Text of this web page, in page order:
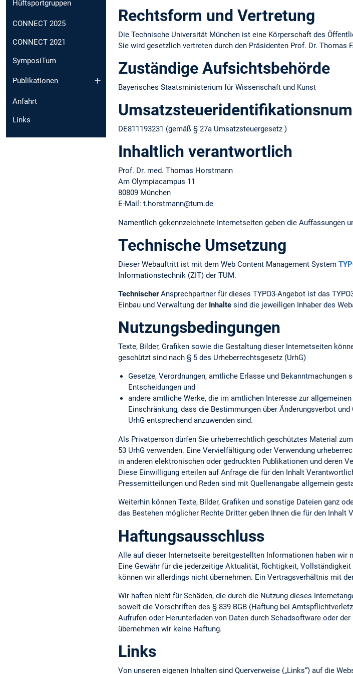
Hüftsportgruppen
CONNECT 2025
CONNECT 2021
SymposiTum
Publikationen
Anfahrt
Links
Rechtsform und Vertretung
Die Technische Universität München ist eine Körperschaft des
Sie wird gesetzlich vertreten durch den Präsidenten Prof. Dr. Thomas
Zuständige Aufsichtsbehörde
Bayerisches Staatsministerium für Wissenschaft und Kunst
DE811193231 (gemäß § 27a Umsatzsteuergesetz )
Inhaltlich verantwortlich
Prof. Dr. med. Thomas Horstmann
Am Olympiacampus 11
80809 München
E-Mail: t.horstmann@tum.de
Namentlich gekennzeichnete Internetseiten geben die Auffassungen
Technische Umsetzung
Dieser Webauftritt ist mit dem Web Content Management System
Informationstechnik (ZIT) der TUM.
TechnischerAnsprechpartner für dieses TYPO3-Angebot ist das
Einbau und Verwaltung der Inhalte sind die jeweiligen Inhaber des
Nutzungsbedingungen
Texte, Bilder, Grafiken sowie die Gestaltung dieser Internetseiten
geschützt sind nach § 5 des Urheberrechtsgesetz (UrhG)
Gesetze, Verordnungen, amtliche Erlasse und
Entscheidungen und
andere amtliche Werke, die im amtlichen Interesse zur
Einschränkung, dass die Bestimmungen über Änderungsverbot
UrhG entsprechend anzuwenden sind.
Als Privatperson dürfen Sie urheberrechtlich geschütztes Material
53 UrhG verwenden. Eine Vervielfältigung oder Verwendung
in anderen elektronischen oder gedruckten Publikationen und deren
Diese Einwilligung erteilen auf Anfrage die für den Inhalt
Pressemitteilungen und Reden sind mit Quellenangabe allgemein
Weiterhin können Texte, Bilder, Grafiken und sonstige Dateien ganz
das Bestehen möglicher Rechte Dritter geben Ihnen die für den Inhalt
Haftungsausschluss
Alle auf dieser Internetseite bereitgestellten Informationen haben wir
Eine Gewähr für die jederzeitige Aktualität, Richtigkeit,
können wir allerdings nicht übernehmen. Ein Vertragsverhältnis mit
Wir haften nicht für Schäden, die durch die Nutzung dieses
soweit die Vorschriften des § 839 BGB (Haftung bei
Aufrufen oder Herunterladen von Daten durch Schadsoftware oder
übernehmen wir keine Haftung.
Links
Von unseren eigenen Inhalten sind Querverweise („Links“) auf die